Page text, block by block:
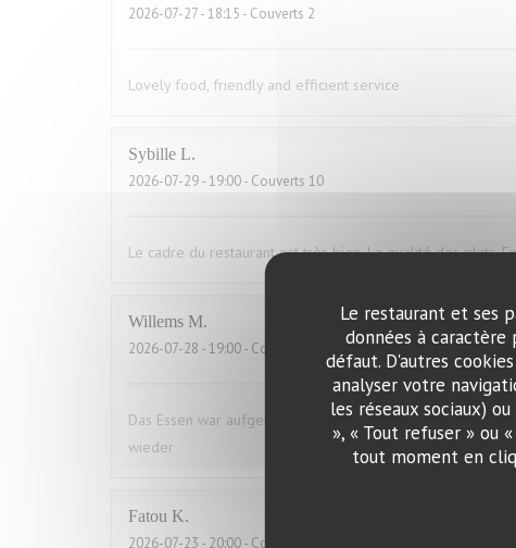
Le restaurant et ses
données à
défaut. D'autres
analyser votre
les réseaux sociaux)
», « Tout refuser » ou
tout moment en
2026-07-27- 18:15 - Couverts 2
Lovely food, friendly and efficient service
Sybille L
2026-07-29- 19:00 - Couverts 10
Le cadre du restaurant est très bien. La qualité des plats.
Willems M
2026-07-28 - 19:00 - Couverts 2
Das Essen war aufgewärmt und hat uns das ganze
wieder
Fatou K
2026-07-23 - 20:00 - Couverts 16